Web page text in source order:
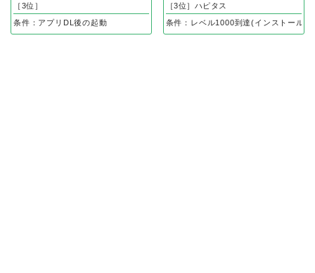
［3位］
条件：アプリDL後の起動
［3位］ハピタス
条件：レベル1000到達(インストール後